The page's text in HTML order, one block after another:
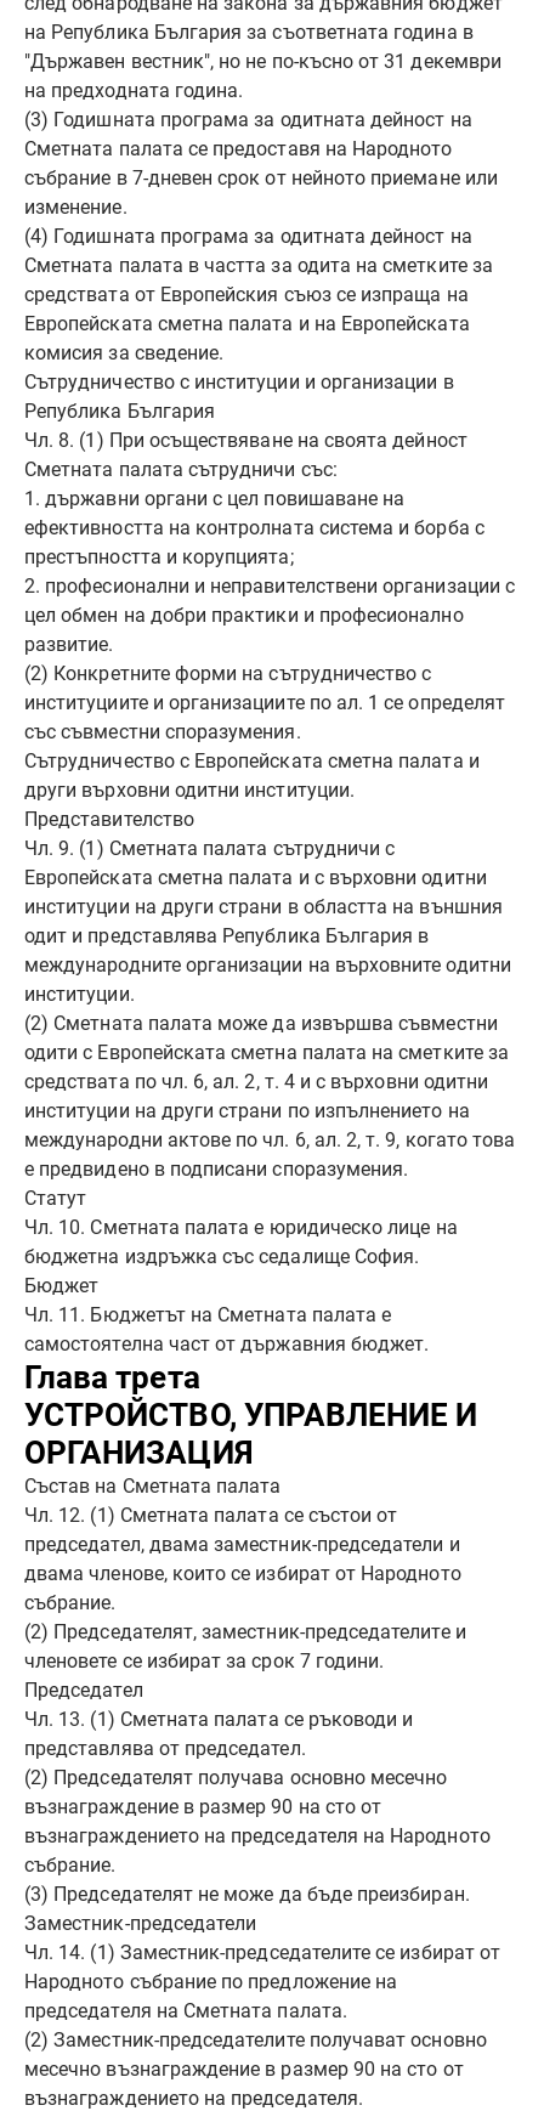
на Република България за съответната година в
"Държавен вестник", но не по-късно от 31 декември
на предходната година.
(3) Годишната програма за одитната дейност на
Сметната палата се предоставя на Народното
събрание в 7-дневен срок от нейното приемане или
изменение.
(4) Годишната програма за одитната дейност на
Сметната палата в частта за одита на сметките за
средствата от Европейския съюз се изпраща на
Европейската сметна палата и на Европейската
комисия за сведение.
Сътрудничество с институции и организации в
Република България
Чл. 8. (1) При осъществяване на своята дейност
Сметната палата сътрудничи със:
1. държавни органи с цел повишаване на
ефективността на контролната система и борба с
престъпността и корупцията;
2. професионални и неправителствени организации с
цел обмен на добри практики и професионално
развитие.
(2) Конкретните форми на сътрудничество с
институциите и организациите по ал. 1 се определят
със съвместни споразумения.
Сътрудничество с Европейската сметна палата и
други върховни одитни институции.
Представителство
Чл. 9. (1) Сметната палата сътрудничи с
Европейската сметна палата и с върховни одитни
институции на други страни в областта на външния
одит и представлява Република България в
международните организации на върховните одитни
институции.
(2) Сметната палата може да извършва съвместни
одити с Европейската сметна палата на сметките за
средствата по чл. 6, ал. 2, т. 4 и с върховни одитни
институции на други страни по изпълнението на
международни актове по чл. 6, ал. 2, т. 9, когато това
е предвидено в подписани споразумения.
Статут
Чл. 10. Сметната палата е юридическо лице на
бюджетна издръжка със седалище София.
Бюджет
Чл. 11. Бюджетът на Сметната палата е
самостоятелна част от държавния бюджет.
Глава трета
УСТРОЙСТВО, УПРАВЛЕНИЕ И
ОРГАНИЗАЦИЯ
Състав на Сметната палата
Чл. 12. (1) Сметната палата се състои от
председател, двама заместник-председатели и
двама членове, които се избират от Народното
събрание.
(2) Председателят, заместник-председателите и
членовете се избират за срок 7 години.
Председател
Чл. 13. (1) Сметната палата се ръководи и
представлява от председател.
(2) Председателят получава основно месечно
възнаграждение в размер 90 на сто от
възнаграждението на председателя на Народното
събрание.
(3) Председателят не може да бъде преизбиран.
Заместник-председатели
Чл. 14. (1) Заместник-председателите се избират от
Народното събрание по предложение на
председателя на Сметната палата.
(2) Заместник-председателите получават основно
месечно възнаграждение в размер 90 на сто от
възнаграждението на председателя.